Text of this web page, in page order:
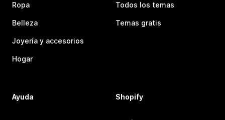
Ropa
Belleza
Joyería y accesorios
Hogar
Todos los temas
Temas gratis
Ayuda Shopify